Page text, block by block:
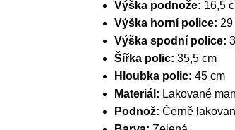
Výška podnože: 16,5
Výška horní police: 29
Výška spodní police:
Šířka polic: 35,5 cm
Hloubka polic: 45 cm
Materiál: Lakované
Podnož: Černě